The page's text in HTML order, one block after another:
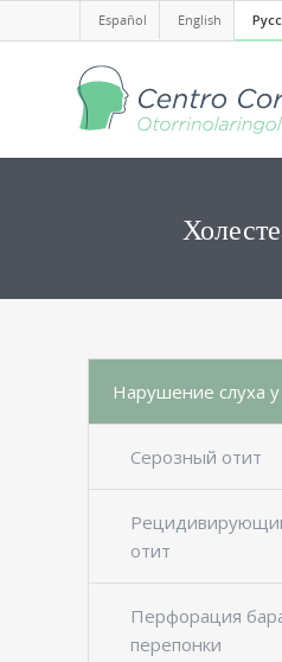
Español English
Нарушение слуха
Серозный отит
отит
Перфорация
перепонки